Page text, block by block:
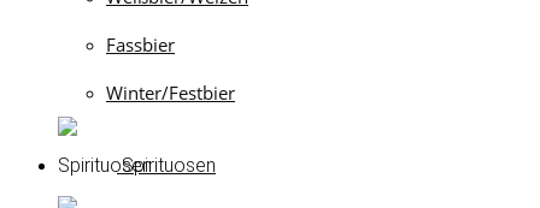
Fassbier
Winter/Festbier
Spirituosen